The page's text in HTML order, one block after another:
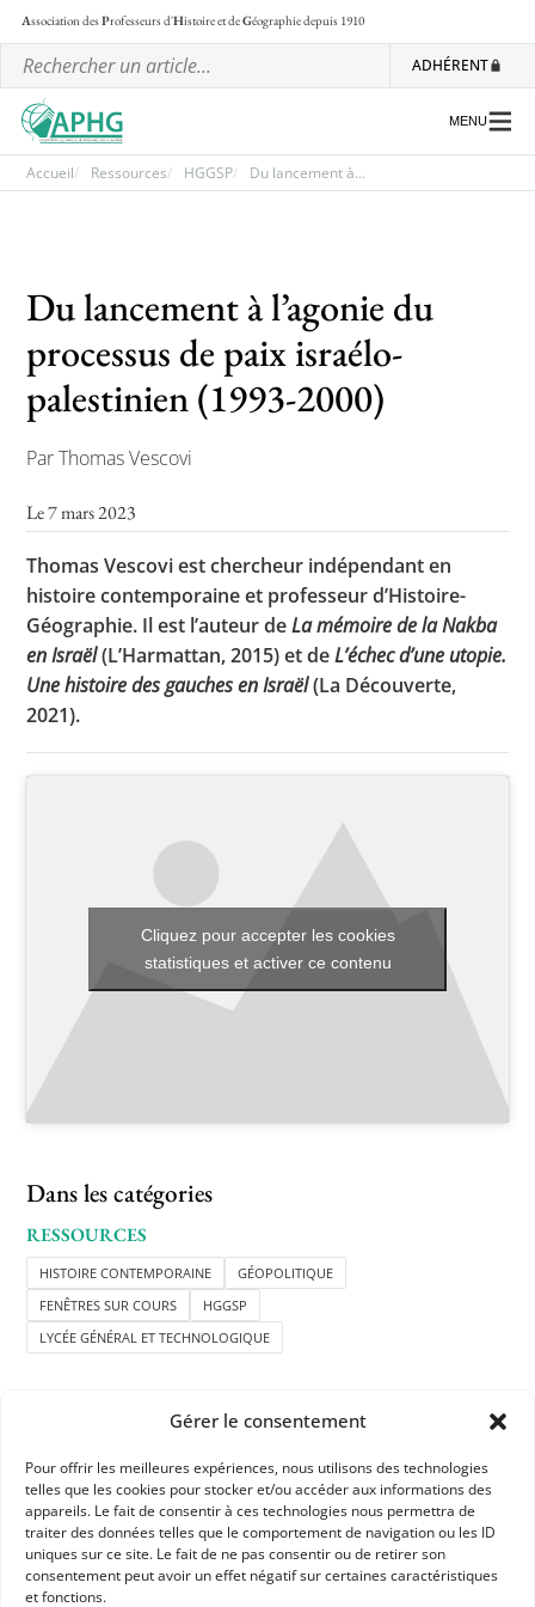
Gérer le consentement
Pour offrir les meilleures expériences, nous utilisons des technologies
telles que les cookies pour stocker et/ou accéder aux informations des
appareils. Le fait de consentir à ces technologies nous permettra de
traiter des données telles que le comportement de navigation ou les ID
uniques sur ce site. Le fait de ne pas consentir ou de retirer son
consentement peut avoir un effet négatif sur certaines caractéristiques
et fonctions.
Association desProfesseurs d'Histoire et deGéographiedepuis 1910
ADHÉRENT
Les régionales
Les ateliers nationaux
Communiqués et motions
Toutes les actualités
Les rendez-vous de l’APHG
Concours scolaires
Critique d’ouvrages publiés
Culture
MENU
Accueil Ressources HGGSP Du lancement à...
Du lancement à l’agonie du
processus de paix israélo-
palestinien (1993-2000)
Par Thomas Vescovi
Le 7 mars 2023
Thomas Vescovi est chercheur indépendant en
histoire contemporaine et professeur d’Histoire-
Géographie. Il est l’auteur deLa mémoire de la Nakba
en Israël(L’Harmattan, 2015) et deL’échec d’une utopie.
Une histoire des gauches en Israël(La Découverte,
2021).
Cliquez pour accepter les cookies
statistiques et activer ce contenu
Dans les catégories
RESSOURCES
HISTOIRE CONTEMPORAINE
GÉOPOLITIQUE
FENÊTRES SUR COURS
HGGSP
LYCÉE GÉNÉRAL ET TECHNOLOGIQUE
APHG
Association des professeurs d'histoire et géographie